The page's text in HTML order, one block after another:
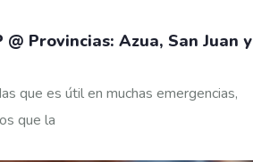
Provincias: Azua, San Juan y
que es útil en muchas emergencias,
que la